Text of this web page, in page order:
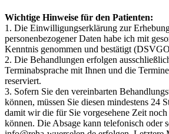
Wichtige Hinweise für den Patienten:
1. Die Einwilligungserklärung zur
personenbezogener Daten habe ich mit
Kenntnis genommen und bestätigt
2. Die Behandlungen erfolgen
Terminabsprache mit Ihnen und die
reserviert.
3. Sofern Sie den vereinbarten
können, müssen Sie diesen mindestens 24
damit wir die für Sie vorgesehene Zeit
können. Die Absage kann telefonisch oder